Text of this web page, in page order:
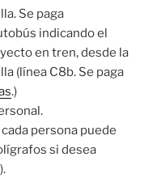
Se paga
indicando el
en tren, desde la
(línea C8b. Se paga
.)
persona puede
si desea